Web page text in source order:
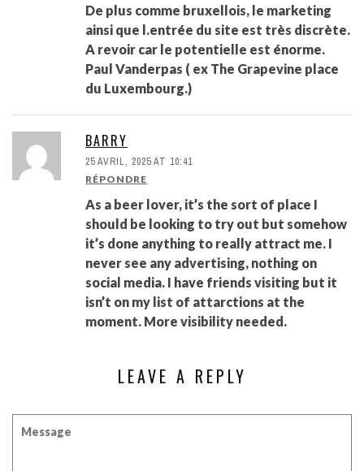
De plus comme bruxellois, le marketing
ainsi que l.entrée du site est très discrète.
A revoir car le potentielle est énorme.
Paul Vanderpas ( ex The Grapevine place
du Luxembourg.)
BARRY
25 AVRIL, 2025 AT 10:41
RÉPONDRE
As a beer lover, it’s the sort of place I
should be looking to try out but somehow
it’s done anything to really attract me. I
never see any advertising, nothing on
social media. I have friends visiting but it
isn’t on my list of attarctions at the
moment. More visibility needed.
LEAVE A REPLY